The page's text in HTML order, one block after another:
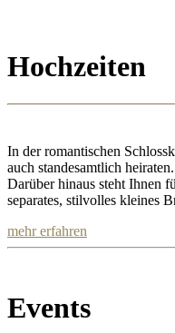
Hochzeiten
In der romantischen
auch standesamtlich
Darüber hinaus steht Ihnen
separates, stilvolles kleines
mehr erfahren
Events